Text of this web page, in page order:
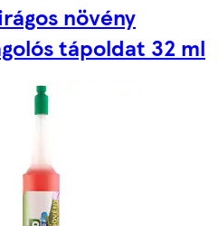
növény
tápoldat 32 ml